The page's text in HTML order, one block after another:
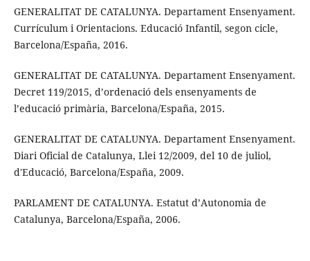
GENERALITAT DE CATALUNYA. Departament Ensenyament.
Currículum i Orientacions. Educació Infantil, segon cicle,
Barcelona/España, 2016.
GENERALITAT DE CATALUNYA. Departament Ensenyament.
Decret 119/2015, d’ordenació dels ensenyaments de
l’educació primària, Barcelona/España, 2015.
GENERALITAT DE CATALUNYA. Departament Ensenyament.
Diari Oficial de Catalunya, Llei 12/2009, del 10 de juliol,
d'Educació, Barcelona/España, 2009.
PARLAMENT DE CATALUNYA. Estatut d’Autonomia de
Catalunya, Barcelona/España, 2006.